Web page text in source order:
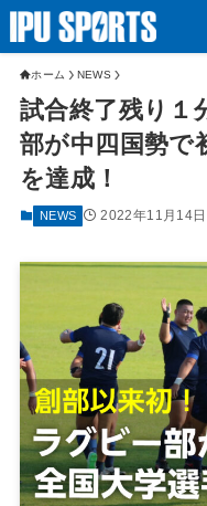
ホーム NEWS
試合終了残り１
部が中四国勢で
を達成！
NEWS 2022年11月14日